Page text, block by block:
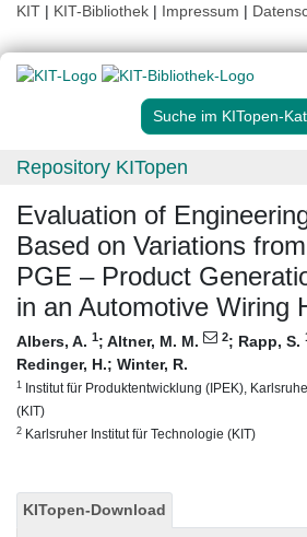
KIT | KIT-Bibliothek | Impressum |
Suche im KITopen-
Repository KITopen
Evaluation of
Based on Variations
PGE – Product
in an Automotive Wiring
Albers, A. 1; Altner, M. M. 2; Rapp, S.
Redinger, H.; Winter, R.
1 Institut für Produktentwicklung (IPEK),
(KIT)
2 Karlsruher Institut für Technologie (KIT)
KITopen-Download